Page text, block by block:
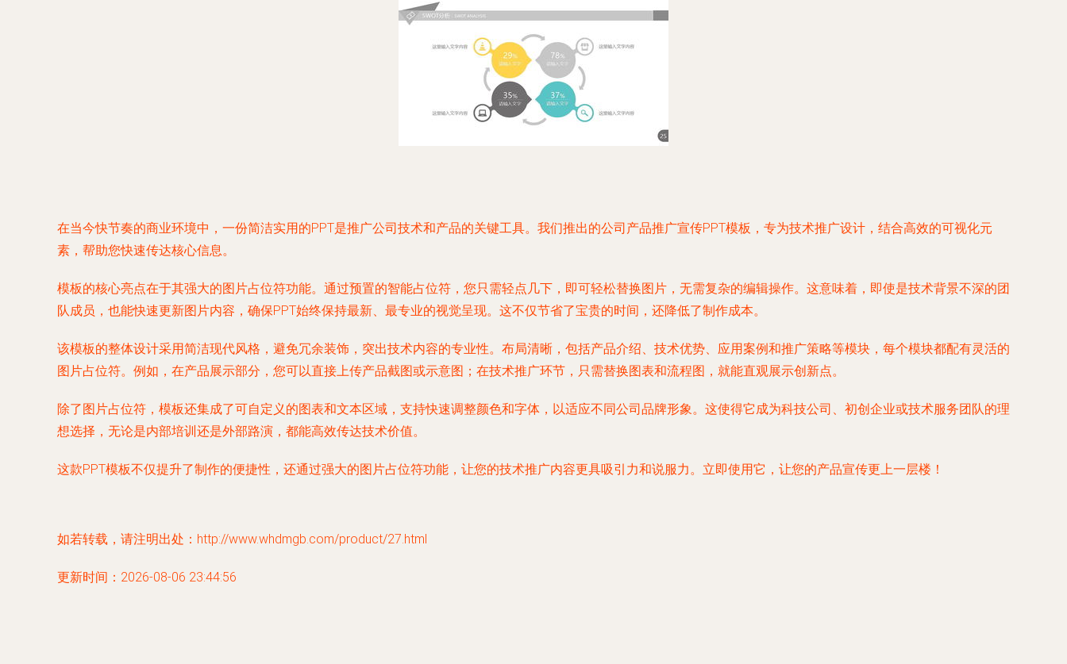
在当今快节奏的商业环境中，一份简洁实用的PPT是推广公司技术和产品的关键工具。我们推出的公司产品推广宣传PPT模板，专为技术推广设计，结合高效的可视化元
素，帮助您快速传达核心信息。
模板的核心亮点在于其强大的图片占位符功能。通过预置的智能占位符，您只需轻点几下，即可轻松替换图片，无需复杂的编辑操作。这意味着，即使是技术背景不深的团
队成员，也能快速更新图片内容，确保PPT始终保持最新、最专业的视觉呈现。这不仅节省了宝贵的时间，还降低了制作成本。
该模板的整体设计采用简洁现代风格，避免冗余装饰，突出技术内容的专业性。布局清晰，包括产品介绍、技术优势、应用案例和推广策略等模块，每个模块都配有灵活的
图片占位符。例如，在产品展示部分，您可以直接上传产品截图或示意图；在技术推广环节，只需替换图表和流程图，就能直观展示创新点。
除了图片占位符，模板还集成了可自定义的图表和文本区域，支持快速调整颜色和字体，以适应不同公司品牌形象。这使得它成为科技公司、初创企业或技术服务团队的理
想选择，无论是内部培训还是外部路演，都能高效传达技术价值。
这款PPT模板不仅提升了制作的便捷性，还通过强大的图片占位符功能，让您的技术推广内容更具吸引力和说服力。立即使用它，让您的产品宣传更上一层楼！
如若转载，请注明出处：http://www.whdmgb.com/product/27.html
更新时间：2026-08-06 23:44:56